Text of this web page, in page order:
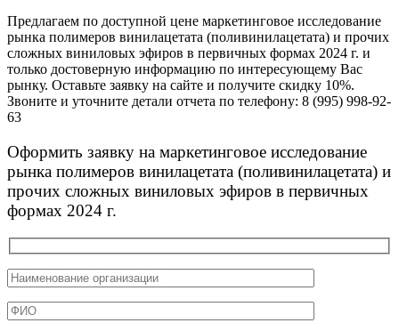
Предлагаем по доступной цене маркетинговое исследование
рынка полимеров винилацетата (поливинилацетата) и прочих
сложных виниловых эфиров в первичных формах 2024 г. и
только достоверную информацию по интересующему Вас
рынку. Оставьте заявку на сайте и получите скидку 10%.
Звоните и уточните детали отчета по телефону: 8 (995) 998-92-
63
Оформить заявку на маркетинговое исследование
рынка полимеров винилацетата (поливинилацетата) и
прочих сложных виниловых эфиров в первичных
формах 2024 г.